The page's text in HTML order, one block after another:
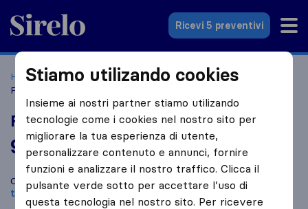
Sirelo.it
Ricevi 5 preventivi
Home Le 10 migliori aziende di traslochi in Italia
Fefè Traslochi & Sgomberi
Fefè Traslochi & Sgomberi
9,6 basato su 104
recensioni di Sirelo e Google
i
Confronta Fefè Traslochi & Sgomberi con altreaziende di
traslochidiRoma
Stiamo utilizando cookies
Insieme ai nostri partner stiamo utilizando
tecnologie come i cookies nel nostro sito per
migliorare la tua esperienza di utente,
personalizzare contenuto e annunci, fornire
funzioni e analizzare il nostro traffico. Clicca il
pulsante verde sotto per accettare l’uso di
questa tecnologia nel nostro sito. Per ricevere